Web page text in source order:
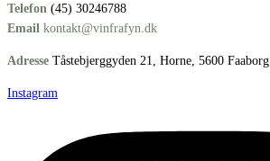
Telefon (45) 30246788
Email kontakt@vinfrafyn.dk
Adresse Tåstebjerggyden 21, Horne, 5600 Faaborg
Instagram